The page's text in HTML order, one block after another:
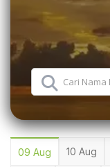
09 Aug 10 Aug